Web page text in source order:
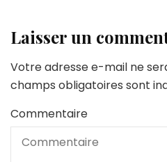
Laisser un
Votre adresse e-mail ne
champs obligatoires sont
Commentaire